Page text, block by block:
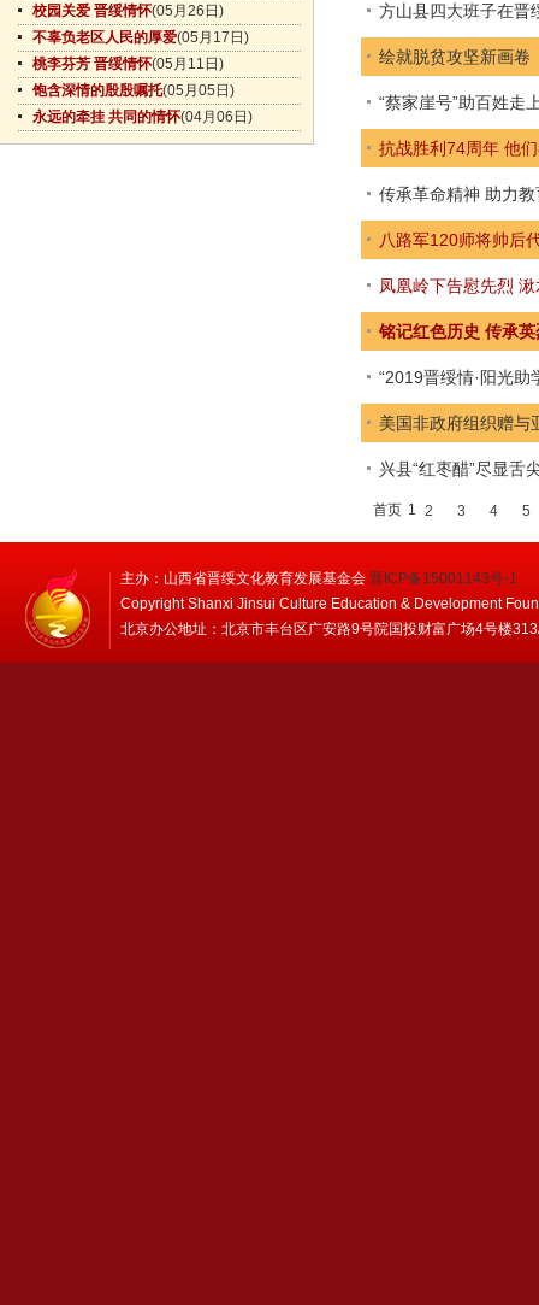
校园关爱 晋绥情怀(05月26日)
不辜负老区人民的厚爱(05月17日)
桃李芬芳 晋绥情怀(05月11日)
饱含深情的殷殷嘱托(05月05日)
永远的牵挂 共同的情怀(04月06日)
方山县四大班子在晋
绘就脱贫攻坚新画卷
“蔡家崖号”助百姓走
抗战胜利74周年 他
传承革命精神 助力
八路军120师将帅后
凤凰岭下告慰先烈
铭记红色历史 传承
“2019晋绥情·阳光助
美国非政府组织赠与
兴县“红枣醋”尽显舌
首页 1 2 3 4 5
主办：山西省晋绥文化教育发展基金会 晋ICP备15001143号-1
Copyright Shanxi Jinsui Culture Education & Development
北京办公地址：北京市丰台区广安路9号院国投财富广场4号楼